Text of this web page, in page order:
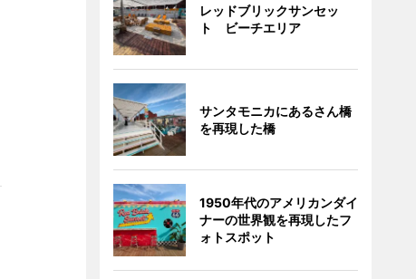
レッドブリックサンセッ
ト ビーチエリア
サンタモニカにあるさん橋
を再現した橋
1950年代のアメリカンダイ
ナーの世界観を再現したフ
ォトスポット